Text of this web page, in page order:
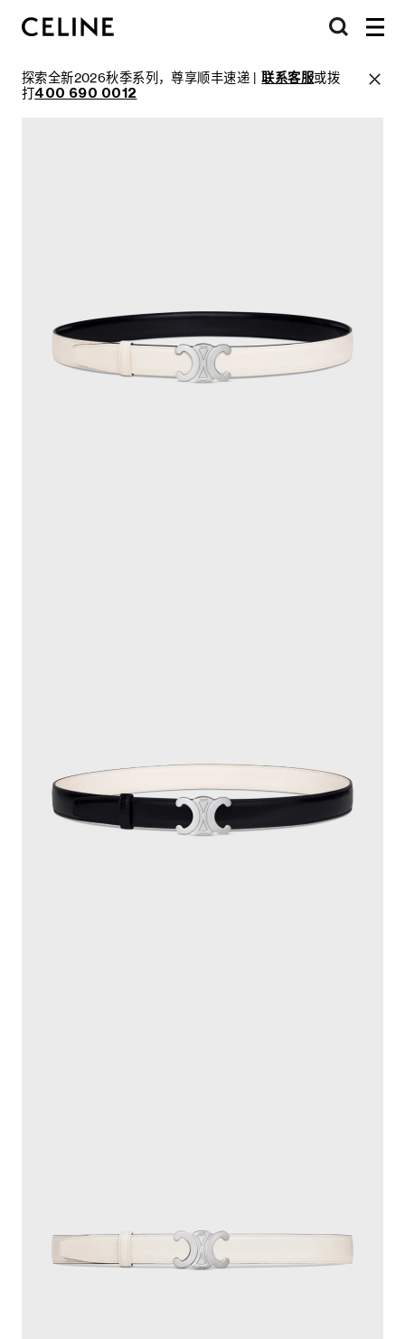
探索全新2026秋季系列，尊享顺丰速递 |联系客服或拨
打400 690 0012